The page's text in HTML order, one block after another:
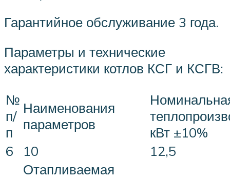
Гарантийное обслуживание 3 года.
Параметры и технические
характеристики котлов КСГ и КСГВ:
№
п/
п
Наименования
параметров
кВт ±10%
6
10 12,5
Отапливаемая